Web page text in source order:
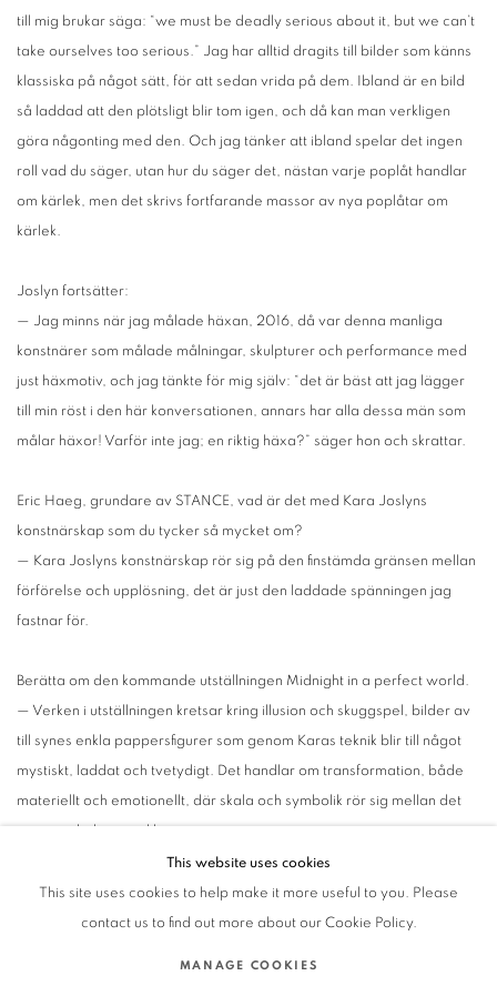
till mig brukar säga: “we must be deadly serious about it, but we can’t
take ourselves too serious.” Jag har alltid dragits till bilder som känns
klassiska på något sätt, för att sedan vrida på dem. Ibland är en bild
så laddad att den plötsligt blir tom igen, och då kan man verkligen
göra någonting med den. Och jag tänker att ibland spelar det ingen
roll vad du säger, utan hur du säger det, nästan varje poplåt handlar
om kärlek, men det skrivs fortfarande massor av nya poplåtar om
kärlek.
Joslyn fortsätter:
— Jag minns när jag målade häxan, 2016, då var denna manliga
konstnärer som målade målningar, skulpturer och performance med
just häxmotiv, och jag tänkte för mig själv: “det är bäst att jag lägger
till min röst i den här konversationen, annars har alla dessa män som
målar häxor! Varför inte jag; en riktig häxa?” säger hon och skrattar.
Eric Haeg, grundare av STANCE, vad är det med Kara Joslyns
konstnärskap som du tycker så mycket om?
— Kara Joslyns konstnärskap rör sig på den finstämda gränsen mellan
förförelse och upplösning, det är just den laddade spänningen jag
fastnar för.
Berätta om den kommande utställningen Midnight in a perfect world.
— Verken i utställningen kretsar kring illusion och skuggspel, bilder av
till synes enkla pappersfigurer som genom Karas teknik blir till något
mystiskt, laddat och tvetydigt. Det handlar om transformation, både
materiellt och emotionellt, där skala och symbolik rör sig mellan det
intima och det sagolika.
This website uses cookies
This site uses cookies to help make it more useful to you. Please
contact us to find out more about our Cookie Policy.
MANAGE COOKIES